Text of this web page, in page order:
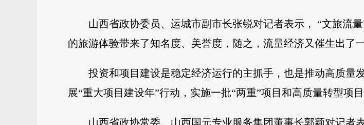
山西省政协委员、运城市副市长张锐对记者表示， “文旅流
的旅游体验带来了知名度、美誉度，随之，流量经济又催生出了
投资和项目建设是稳定经济运行的主抓手，也是推动高质量
展“重大项目建设年”行动，实施一批“两重”项目和高质量转型项
山西省政协常委、山西国元专业服务集团董事长郭颖对记